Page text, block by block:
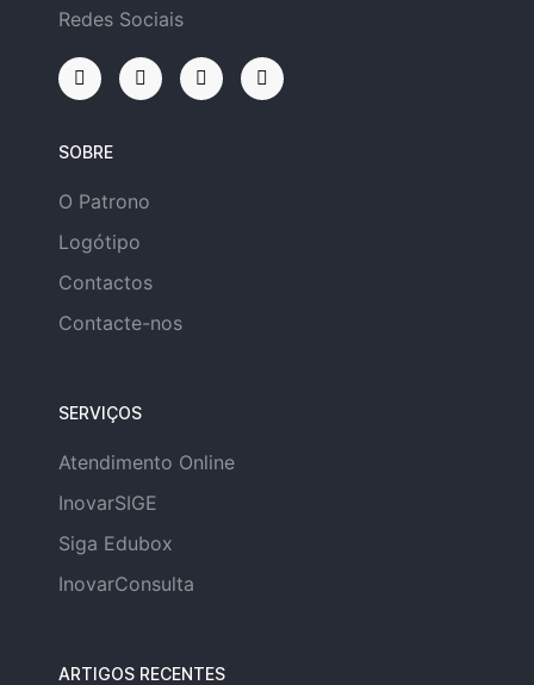
Redes Sociais
SOBRE
O Patrono
Logótipo
Contactos
Contacte-nos
SERVIÇOS
Atendimento Online
InovarSIGE
Siga Edubox
InovarConsulta
ARTIGOS RECENTES